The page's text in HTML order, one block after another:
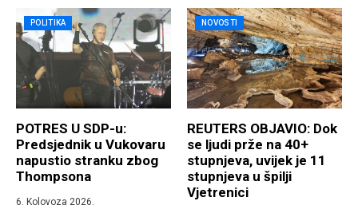
POLITIKA
POTRES U SDP-u:
Predsjednik u Vukovaru
napustio stranku zbog
Thompsona
6. Kolovoza 2026.
NOVOSTI
REUTERS OBJAVIO: Dok
se ljudi prže na 40+
stupnjeva, uvijek je 11
stupnjeva u špilji
Vjetrenici